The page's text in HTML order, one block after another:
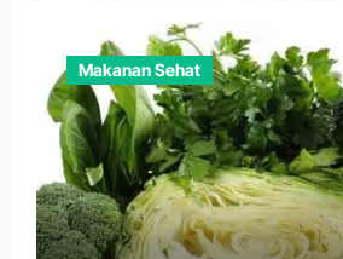
Makanan Sehat